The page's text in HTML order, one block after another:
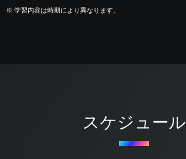
※ 学習内容は時期により異なります。
スケジュール